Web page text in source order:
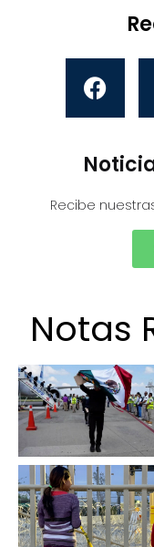
Recibe
Notas